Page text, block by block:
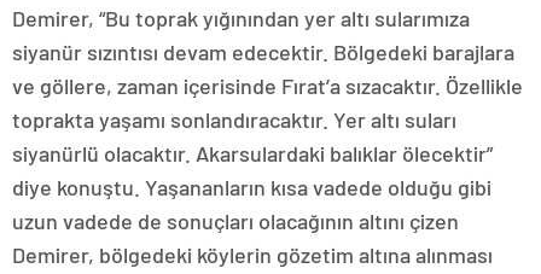
Demirer, “Bu toprak yığınından yer altı sularımıza
siyanür sızıntısı devam edecektir. Bölgedeki barajlara
ve göllere, zaman içerisinde Fırat’a sızacaktır. Özellikle
toprakta yaşamı sonlandıracaktır. Yer altı suları
siyanürlü olacaktır. Akarsulardaki balıklar ölecektir”
diye konuştu. Yaşananların kısa vadede olduğu gibi
uzun vadede de sonuçları olacağının altını çizen
Demirer, bölgedeki köylerin gözetim altına alınması